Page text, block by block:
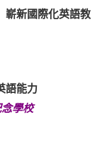
新國際化英語教
能力
學校